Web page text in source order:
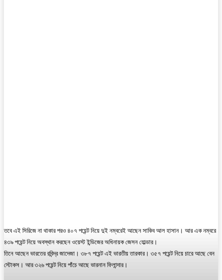
তবে এই সিরিজে না থাকার পরও ৪০৭ পয়েন্ট নিয়ে দুই নম্বরেই আছেন সাকিব আল হাসান। আর এক নম্বরে
৪৩৯ পয়েন্ট নিয়ে অবস্থান করছেন ওয়েস্ট ইন্ডিজের অধিনায়ক জেসন হোল্ডার।
তিনে আছেন ভারতের রবিন্দ্র জাদেজা। ৩৮৭ পয়েন্ট এই ভারতীয় তারকার। ৩৫৭ পয়েন্ট নিয়ে চারে আছে বেন
স্টোকস। আর ৩২৬ পয়েন্ট নিয়ে পাঁচে আছে ভারনান ফিলান্দার।